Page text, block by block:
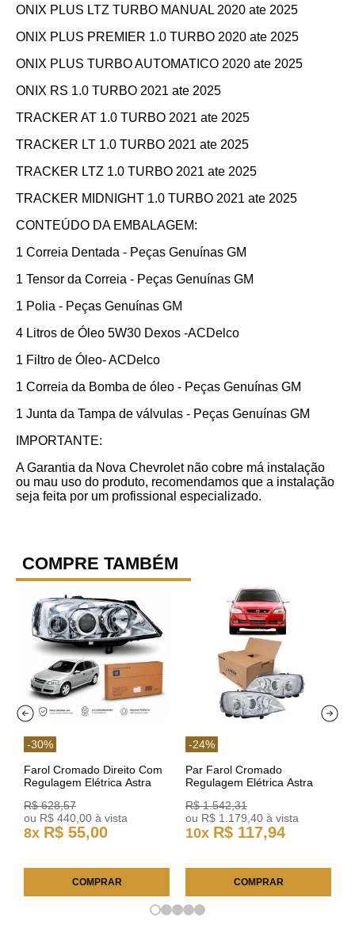
ONIX PLUS LTZ TURBO MANUAL 2020 ate 2025
ONIX PLUS PREMIER 1.0 TURBO 2020 ate 2025
ONIX PLUS TURBO AUTOMATICO 2020 ate 2025
ONIX RS 1.0 TURBO 2021 ate 2025
TRACKER AT 1.0 TURBO 2021 ate 2025
TRACKER LT 1.0 TURBO 2021 ate 2025
TRACKER LTZ 1.0 TURBO 2021 ate 2025
TRACKER MIDNIGHT 1.0 TURBO 2021 ate 2025
CONTEÚDO DA EMBALAGEM:
1 Correia Dentada - Peças Genuínas GM
1 Tensor da Correia - Peças Genuínas GM
1 Polia - Peças Genuínas GM
4 Litros de Óleo 5W30 Dexos -ACDelco
1 Filtro de Óleo- ACDelco
1 Correia da Bomba de óleo - Peças Genuínas GM
1 Junta da Tampa de válvulas - Peças Genuínas GM
IMPORTANTE:
A Garantia da Nova Chevrolet não cobre má instalação
ou mau uso do produto, recomendamos que a instalação
seja feita por um profissional especializado.
COMPRE TAMBÉM
-30%
Farol Cromado Direito Com
Regulagem Elétrica Astra
R$ 628,57
ou R$ 440 00 à vista
8x R$ 55,00
COMPRAR
-24%
Par Farol Cromado
Regulagem Elétrica Astra
R$ 1.542,31
ou R$ 1 179 40 à vista
10x R$ 117,94
COMPRAR